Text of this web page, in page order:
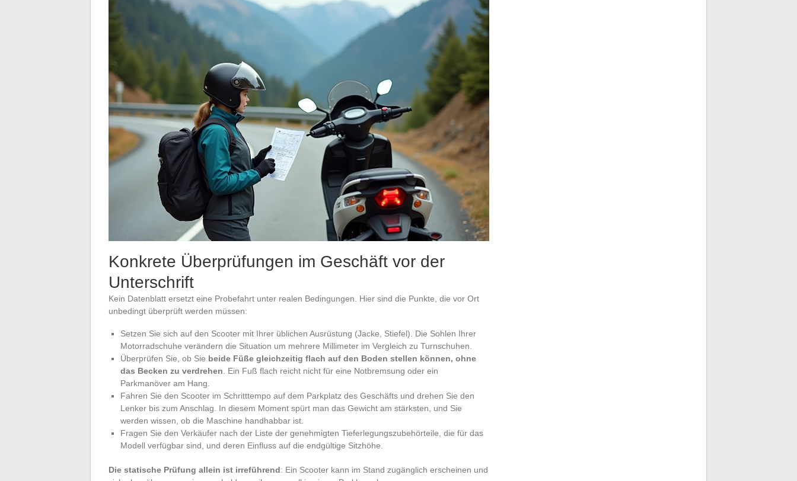
Konkrete Überprüfungen im Geschäft vor der
Unterschrift
Kein Datenblatt ersetzt eine Probefahrt unter realen Bedingungen. Hier sind die Punkte, die vor Ort
unbedingt überprüft werden müssen:
Setzen Sie sich auf den Scooter mit Ihrer üblichen Ausrüstung (Jacke, Stiefel). Die Sohlen Ihrer
Motorradschuhe verändern die Situation um mehrere Millimeter im Vergleich zu Turnschuhen.
Überprüfen Sie, ob Sie beide Füße gleichzeitig flach auf den Boden stellen können, ohne
das Becken zu verdrehen . Ein Fuß flach reicht nicht für eine Notbremsung oder ein
Parkmanöver am Hang.
Fahren Sie den Scooter im Schritttempo auf dem Parkplatz des Geschäfts und drehen Sie den
Lenker bis zum Anschlag. In diesem Moment spürt man das Gewicht am stärksten, und Sie
werden wissen, ob die Maschine handhabbar ist.
Fragen Sie den Verkäufer nach der Liste der genehmigten Tieferlegungszubehörteile, die für das
Modell verfügbar sind, und deren Einfluss auf die endgültige Sitzhöhe.
Die statische Prüfung allein ist irreführend: Ein Scooter kann im Stand zugänglich erscheinen und